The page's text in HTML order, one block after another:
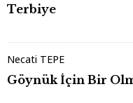
Terbiye
Necati TEPE
Göynük İçin Bir